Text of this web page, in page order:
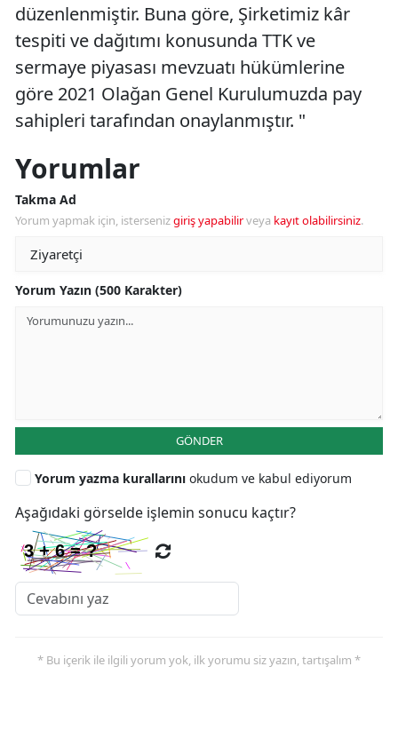
düzenlenmiştir. Buna göre, Şirketimiz kâr
tespiti ve dağıtımı konusunda TTK ve
sermaye piyasası mevzuatı hükümlerine
göre 2021 Olağan Genel Kurulumuzda pay
sahipleri tarafından onaylanmıştır. "
Yorumlar
Takma Ad
Yorum yapmak için, istersenizgiriş yapabilirveya kayıt olabilirsiniz.
Yorum Yazın (500 Karakter)
GÖNDER
Yorum yazma kurallarını okudum ve kabul ediyorum
Aşağıdaki görselde işlemin sonucu kaçtır?
* Bu içerik ile ilgili yorum yok, ilk yorumu siz yazın, tartışalım *